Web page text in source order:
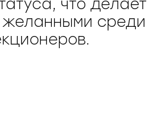
что делает
среди